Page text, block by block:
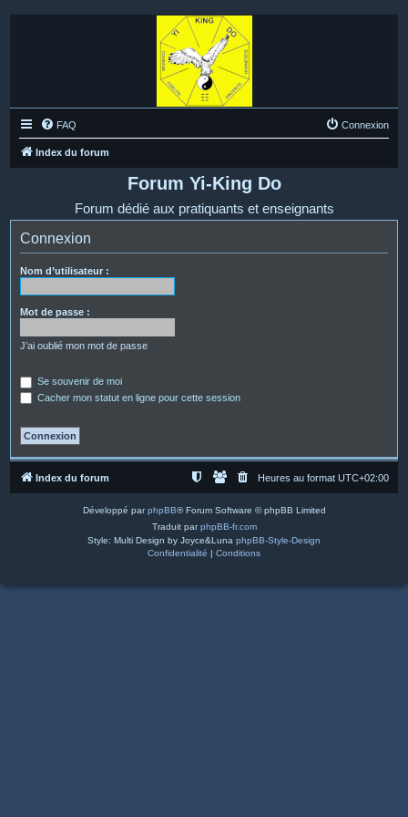
FAQ Connexion
Index du forum
Forum Yi-King Do
Forum dédié aux pratiquants et enseignants
Connexion
Nom d’utilisateur :
Mot de passe :
J’ai oublié mon mot de passe
Se souvenir de moi
Cacher mon statut en ligne pour cette session
Index du forum Heures au format UTC+02:00
Développé parphpBB® Forum Software © phpBB Limited
Traduit parphpBB-fr.com
Style: Multi Design by Joyce&Luna phpBB-Style-Design
Confidentialité | Conditions